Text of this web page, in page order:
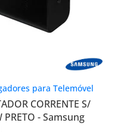
para Telemóvel
CORRENTE S/
PRETO - Samsung